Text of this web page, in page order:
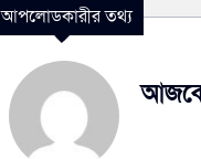
আপলোডকারীর তথ্য